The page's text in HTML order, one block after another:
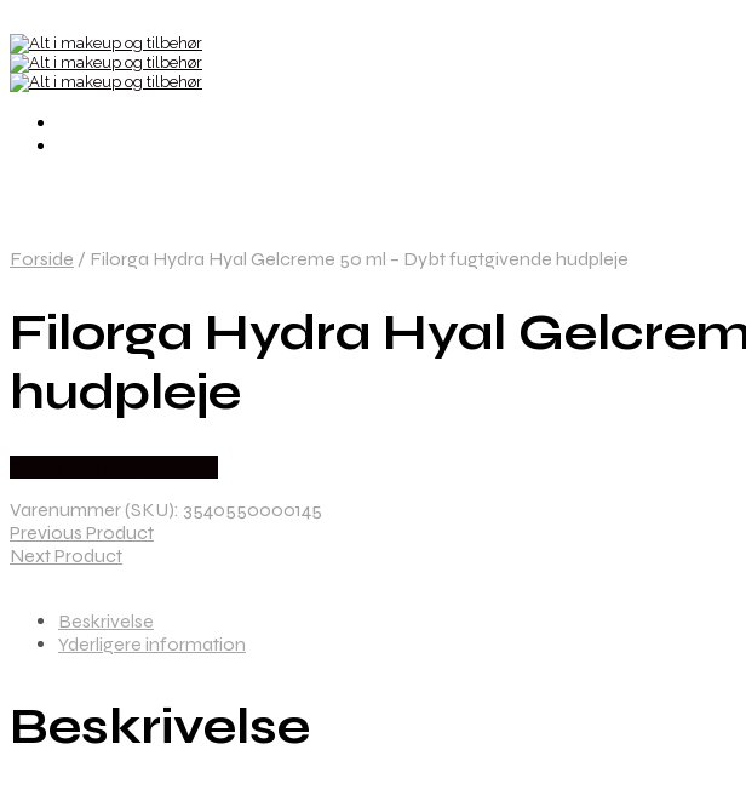
Forside / Filorga Hydra Hyal Gelcreme 50 ml – Dybt fugtgivende hudpleje
Filorga Hydra Hyal
hudpleje
Varenummer (SKU): 3540550000145
Previous Product
Next Product
Beskrivelse
Yderligere information
Beskrivelse